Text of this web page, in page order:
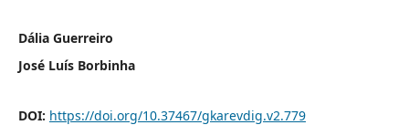
Dália Guerreiro
José Luís Borbinha
DOI: https://doi.org/10.37467/gkarevdig.v2.779